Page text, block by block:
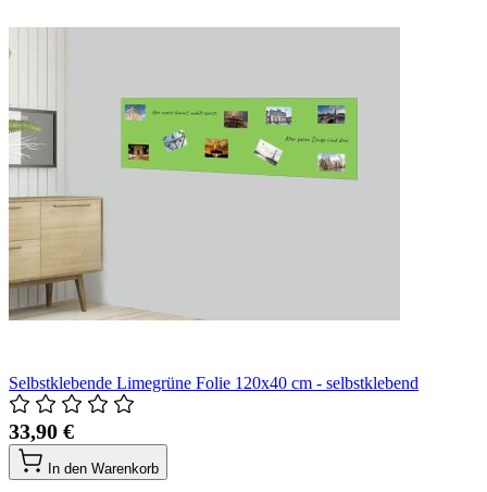
Selbstklebende Limegrüne Folie 120x40 cm - selbstklebend
33,90 €
In den Warenkorb